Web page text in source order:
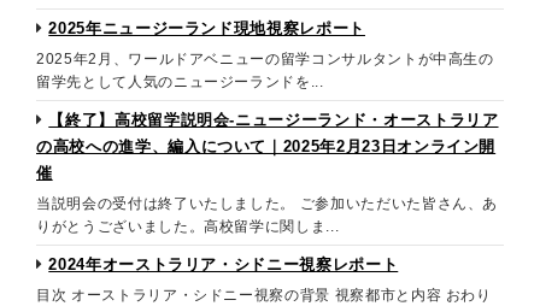
2025年ニュージーランド現地視察レポート
2025年2月、ワールドアベニューの留学コンサルタントが中高生の
留学先として人気のニュージーランドを...
【終了】高校留学説明会-ニュージーランド・オーストラリア
の高校への進学、編入について｜2025年2月23日オンライン開
催
当説明会の受付は終了いたしました。 ご参加いただいた皆さん、あ
りがとうございました。高校留学に関しま...
2024年オーストラリア・シドニー視察レポート
目次 オーストラリア・シドニー視察の背景 視察都市と内容 おわり